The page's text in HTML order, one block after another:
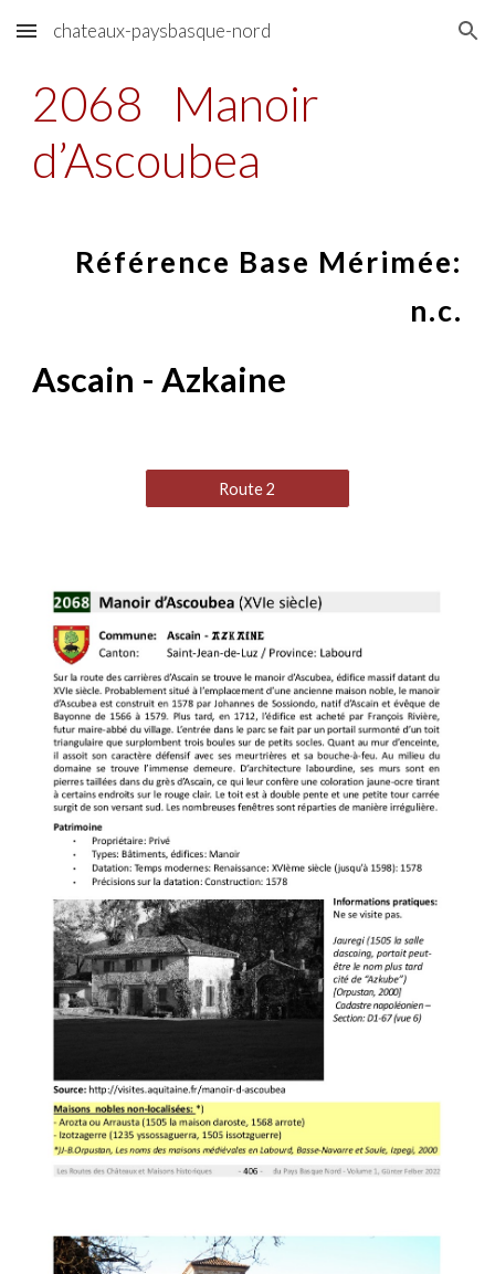
Skip to main content Skip to navigation
chateaux-paysbasque-nord
2068
Manoir
d’Ascoubea
Référence Base Mérimée:
n.c.
Ascain - Azkaine
Route 2